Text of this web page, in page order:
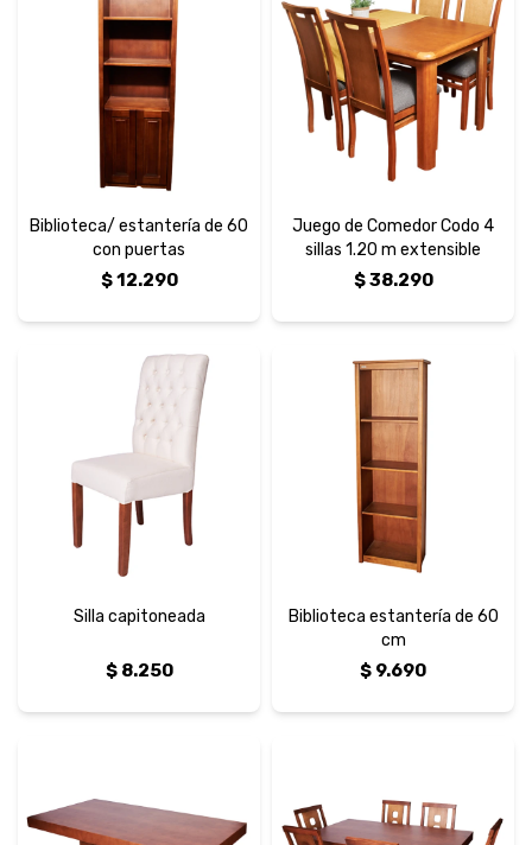
Biblioteca/ estantería de 60
con puertas
$12.290
Juego de Comedor Codo 4
sillas 1.20 m extensible
$38.290
Silla capitoneada
$ 8.250
Biblioteca estantería de 60
cm
$ 9.690